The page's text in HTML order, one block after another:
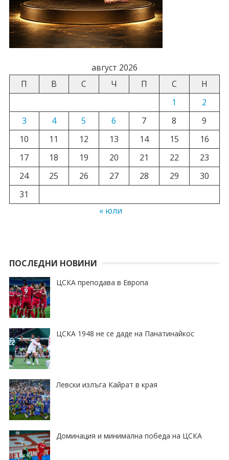
август 2026
П
В С Ч П С
Н
1
2
3
4 5 6 7 8
9
10
11 12 13 14 15
16
17
18 19 20 21 22
23
24
25 26 27 28 29
30
31
« юли
ПОСЛЕДНИ НОВИНИ
ЦСКА преподава в Европа
ЦСКА 1948 не се даде на Панатинайкос
Левски излъга Кайрат в края
Доминация и минимална победа на ЦСКА